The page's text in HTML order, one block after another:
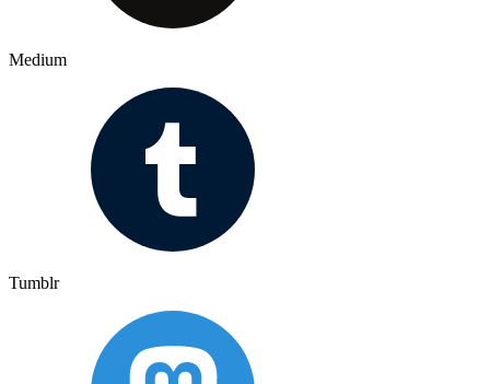
Medium
Tumblr